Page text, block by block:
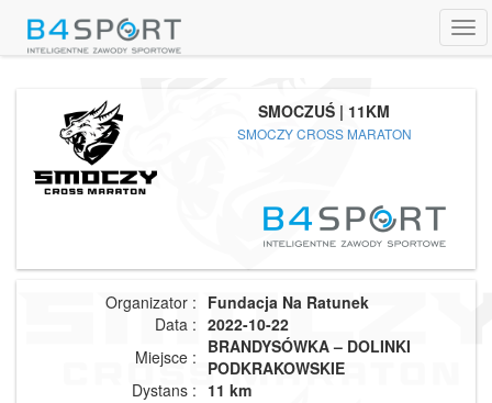
SMOCZUŚ | 11KM
SMOCZY CROSS MARATON
Organizator : Fundacja Na Ratunek
Data : 2022-10-22
Miejsce : BRANDYSÓWKA – DOLINKI
PODKRAKOWSKIE
Dystans : 11 km